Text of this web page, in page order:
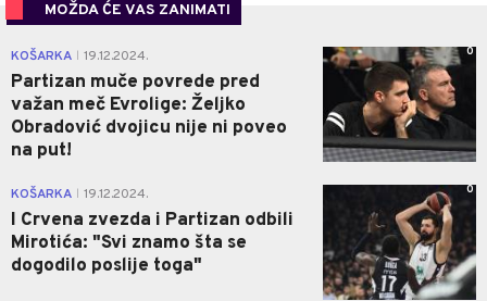
MOŽDA ĆE VAS ZANIMATI
KOŠARKA 19.12.2024.
Partizan muče povrede pred
važan meč Evrolige: Željko
Obradović dvojicu nije ni poveo
na put!
0
KOŠARKA 19.12.2024.
I Crvena zvezda i Partizan odbili
Mirotića: "Svi znamo šta se
dogodilo poslije toga"
0